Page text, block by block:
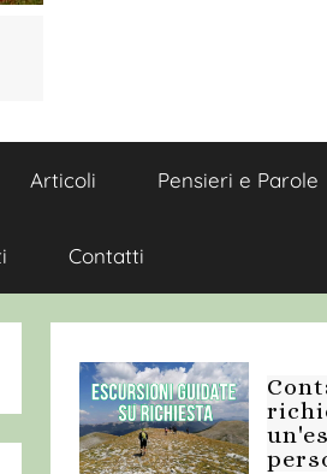
Articoli Pensieri e Parole
Contatti